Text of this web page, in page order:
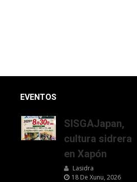
EVENTOS
SISGAJapan,
cultura sidrera
en Xapón
Lasidra
18 De Xunu, 2026